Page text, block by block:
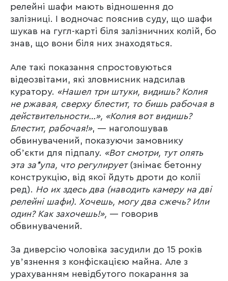
релейні шафи мають відношення до
залізниці. І водночас пояснив суду, що шафи
шукав на гугл-карті біля залізничних колій, бо
знав, що вони біля них знаходяться.
Але такі показання спростовуються
відеозвітами, які зловмисник надсилав
куратору. «Нашел три штуки, видишь? Колия
не ржавая, сверху блестит, то бишь рабочая в
действительности…», «Колия вот видишь?
Блестит, рабочая!», — наголошував
обвинувачений, показуючи замовнику
обʼєкти для підпалу. «Вот смотри, тут опять
эта за*упа, что регулирует(знімає бетонну
конструкцію, від якої йдуть дроти до колії
ред). Но их здесь два (наводить камеру на дві
релейні шафи). Хочешь, могу два сжечь? Или
один? Как захочешь!», — говорив
обвинувачений.
За диверсію чоловіка засудили до 15 років
увʼязнення з конфіскацією майна. Але з
урахуванням невідбутого покарання за